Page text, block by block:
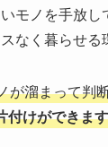
モノを手放し
なく暮らせる
が溜まって判
付けができま